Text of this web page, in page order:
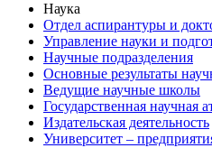
Наука
Отдел аспирантуры и
Управление науки и
Научные подразделения
Основные результаты
Ведущие научные школы
Государственная научная
Издательская деятельность
Университет –